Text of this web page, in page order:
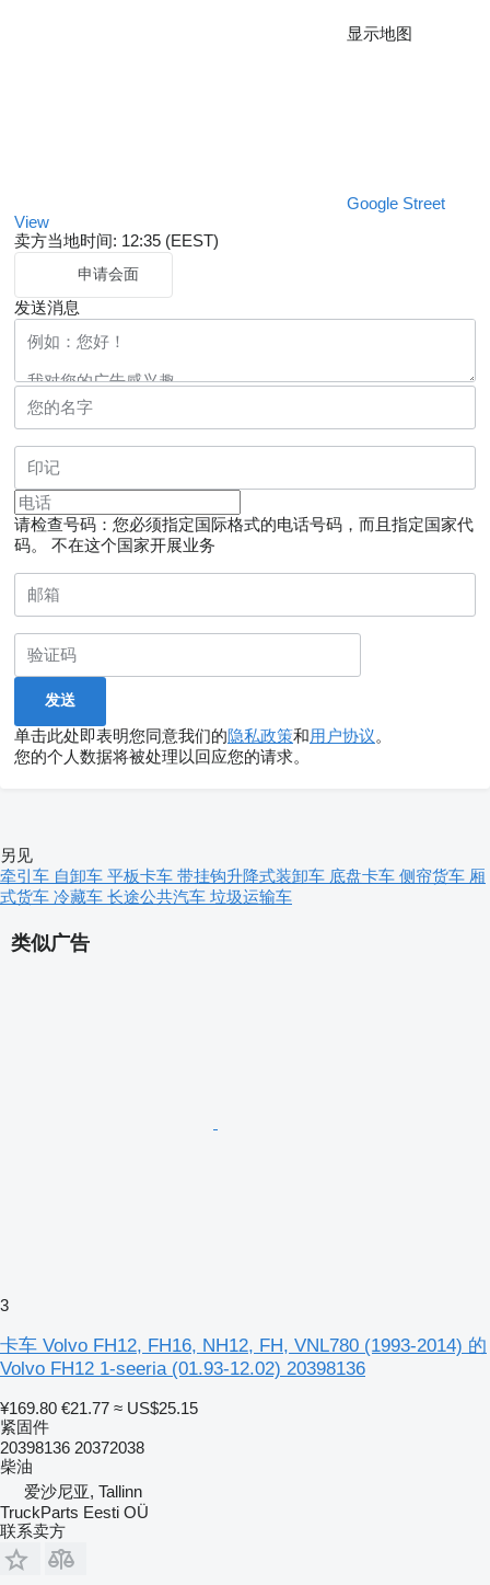
显示地图
Google Street
View
卖方当地时间: 12:35 (EEST)
申请会面
发送消息
请检查号码：您必须指定国际格式的电话号码，而且指定国家代
码。
不在这个国家开展业务
单击此处即表明您同意我们的隐私政策和用户协议。
您的个人数据将被处理以回应您的请求。
类似广告
3
卡车 Volvo FH12, FH16, NH12, FH, VNL780 (1993-2014) 的
Volvo FH12 1-seeria (01.93-12.02) 20398136
¥169.80 €21.77 ≈ US$25.15
紧固件
20398136 20372038
柴油
爱沙尼亚, Tallinn
TruckParts Eesti OÜ
联系卖方
另见
牵引车 自卸车 平板卡车 带挂钩升降式装卸车 底盘卡车 侧帘货车 厢
式货车 冷藏车 长途公共汽车 垃圾运输车